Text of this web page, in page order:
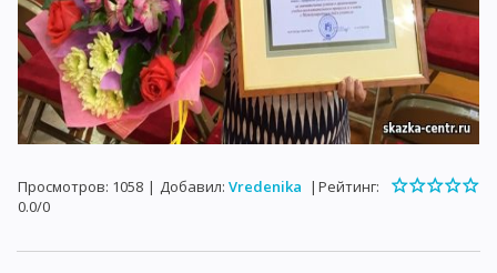
Просмотров: 1058 | Добавил: Vredenika | Рейтинг:
0.0/0